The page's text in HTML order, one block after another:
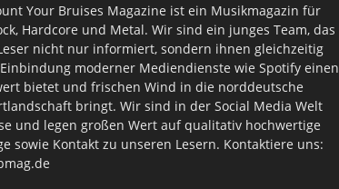
Your Bruises Magazine ist ein Musikmagazin für
Hardcore und Metal. Wir sind ein junges Team, das
nicht nur informiert, sondern ihnen gleichzeitig
moderner Mediendienste wie Spotify einen
bietet und frischen Wind in die norddeutsche
bringt. Wir sind in der Social Media Welt
und legen großen Wert auf qualitativ hochwertige
sowie Kontakt zu unseren Lesern. Kontaktiere uns: